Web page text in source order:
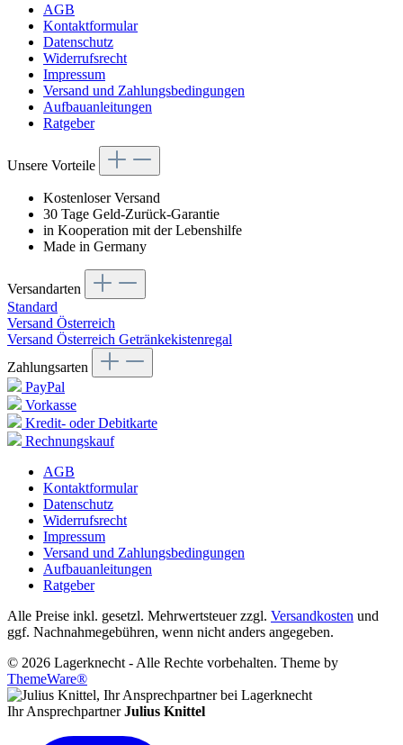
AGB
Kontaktformular
Datenschutz
Widerrufsrecht
Impressum
Versand und Zahlungsbedingungen
Aufbauanleitungen
Ratgeber
Unsere Vorteile
Kostenloser Versand
30 Tage Geld-Zurück-Garantie
in Kooperation mit der Lebenshilfe
Made in Germany
Versandarten
Standard
Versand Österreich
Versand Österreich Getränkekistenregal
Zahlungsarten
PayPal
Vorkasse
Kredit- oder Debitkarte
Rechnungskauf
AGB
Kontaktformular
Datenschutz
Widerrufsrecht
Impressum
Versand und Zahlungsbedingungen
Aufbauanleitungen
Ratgeber
Alle Preise inkl. gesetzl. Mehrwertsteuer zzgl. Versandkosten und
ggf. Nachnahmegebühren, wenn nicht anders angegeben.
© 2026 Lagerknecht - Alle Rechte vorbehalten. Theme by
ThemeWare®
Ihr Ansprechpartner Julius Knittel